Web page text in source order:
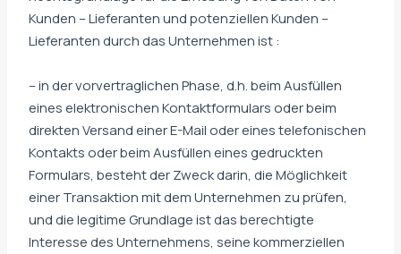
Kunden – Lieferanten und potenziellen Kunden –
Lieferanten durch das Unternehmen ist :
– in der vorvertraglichen Phase, d.h. beim Ausfüllen
eines elektronischen Kontaktformulars oder beim
direkten Versand einer E-Mail oder eines telefonischen
Kontakts oder beim Ausfüllen eines gedruckten
Formulars, besteht der Zweck darin, die Möglichkeit
einer Transaktion mit dem Unternehmen zu prüfen,
und die legitime Grundlage ist das berechtigte
Interesse des Unternehmens, seine kommerziellen